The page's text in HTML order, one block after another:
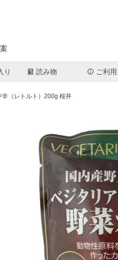
り 読み物 ご利
（レトルト）200g 桜井